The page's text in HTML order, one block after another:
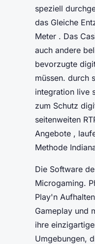
speziell
das Gleiche
Meter . Das
auch andere
bevorzugte
müssen. durch
integration live
zum Schutz
seitenweiten
Angebote ,
Methode
Die Software
Microgaming.
Play'n
Gameplay und
ihre
Umgebungen,